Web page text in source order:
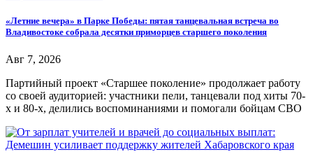
«Летние вечера» в Парке Победы: пятая танцевальная встреча во
Владивостоке собрала десятки приморцев старшего поколения
Авг 7, 2026
Партийный проект «Старшее поколение» продолжает работу
со своей аудиторией: участники пели, танцевали под хиты 70-
х и 80-х, делились воспоминаниями и помогали бойцам СВО